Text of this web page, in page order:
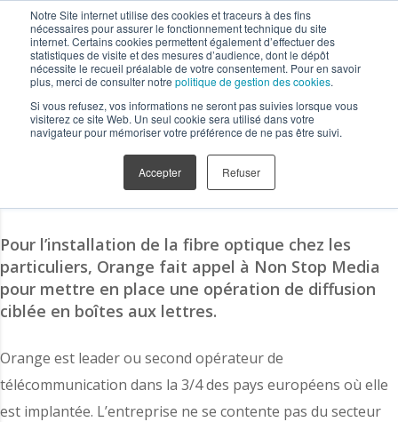
Notre Site internet utilise des cookies et traceurs à des fins
nécessaires pour assurer le fonctionnement technique du site
internet. Certains cookies permettent également d’effectuer des
statistiques de visite et des mesures d’audience, dont le dépôt
nécessite le recueil préalable de votre consentement. Pour en savoir
plus, merci de consulter notre politique de gestion des cookies.
Si vous refusez, vos informations ne seront pas suivies lorsque vous
visiterez ce site Web. Un seul cookie sera utilisé dans votre
navigateur pour mémoriser votre préférence de ne pas être suivi.
Accepter Refuser
Communication OOH Nos campagnes
boîtes
Orange en boîtes
Pour l’installation de la fibre optique chez les
particuliers, Orange fait appel à Non Stop Media
pour mettre en place une opération de diffusion
ciblée en boîtes aux lettres.
Orange est leader ou second opérateur de
télécommunication dans la 3/4 des pays européens où elle
est implantée. L’entreprise ne se contente pas du secteur